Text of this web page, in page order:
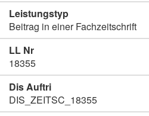
Leistungstyp
Beitrag in einer Fachzeitschrift
LL Nr
18355
Dis Auftri
DIS_ZEITSC_18355